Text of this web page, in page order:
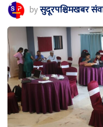
byसुदूरपश्चिमखबर